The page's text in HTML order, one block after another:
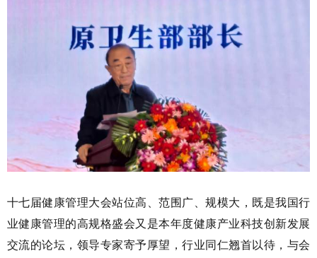
十七届健康管理大会站位高、范围广、规模大，既是我国行
业健康管理的高规格盛会又是本年度健康产业科技创新发展
交流的论坛，领导专家寄予厚望，行业同仁翘首以待，与会